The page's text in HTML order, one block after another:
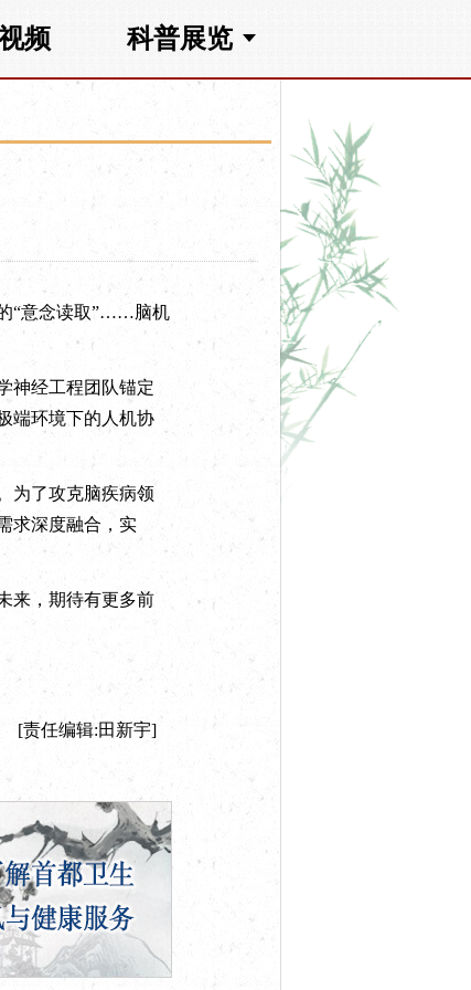
频 科普展览
“意念读取”……脑机
神经工程团队锚定
端环境下的人机协
为了攻克脑疾病领
求深度融合，实
来，期待有更多前
[责任编辑:田新宇]